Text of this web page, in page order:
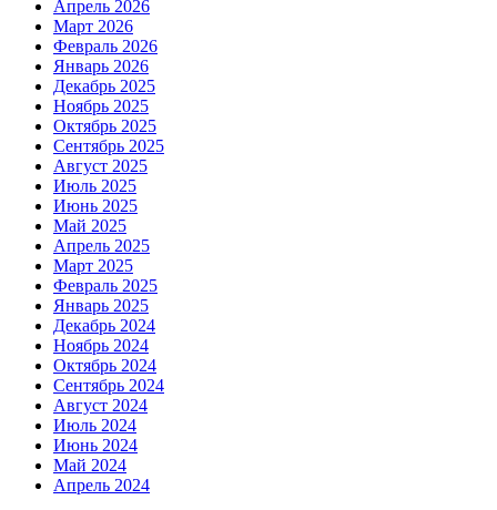
Апрель 2026
Март 2026
Февраль 2026
Январь 2026
Декабрь 2025
Ноябрь 2025
Октябрь 2025
Сентябрь 2025
Август 2025
Июль 2025
Июнь 2025
Май 2025
Апрель 2025
Март 2025
Февраль 2025
Январь 2025
Декабрь 2024
Ноябрь 2024
Октябрь 2024
Сентябрь 2024
Август 2024
Июль 2024
Июнь 2024
Май 2024
Апрель 2024